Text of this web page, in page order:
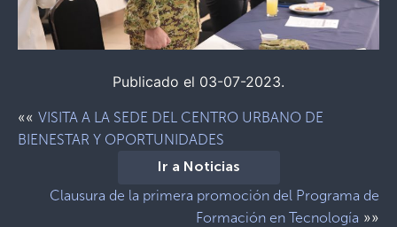
Publicado el 03-07-2023.
«« VISITA A LA SEDE DEL CENTRO URBANO DE
BIENESTAR Y OPORTUNIDADES
Ir a Noticias
Clausura de la primera promoción del Programa de
Formación en Tecnología »»